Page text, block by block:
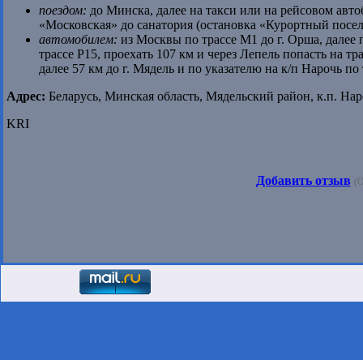
поездом: до Минска, далее на такси или на рейсовом
«Московская» до санатория (остановка «Курортный
автомобилем: из Москвы по трассе М1 до г. Орша, далее
трассе Р15, проехать 107 км и через Лепель попасть на
далее 57 км до г. Мядель и по указателю на к/п Нарочь по
Адрес: Беларусь, Минская область, Мядельский район, к.п.
KRI
Добавить отзыв